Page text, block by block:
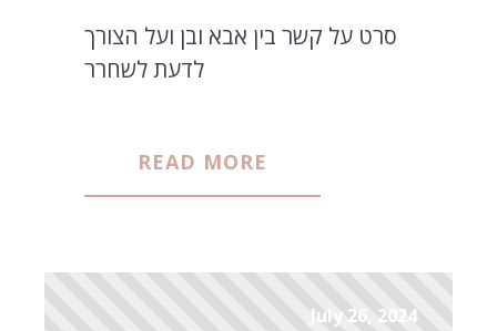
סרט על קשר בין אבא ובן ועל הצורך
לדעת לשחרר
READ MORE
July 26, 2024